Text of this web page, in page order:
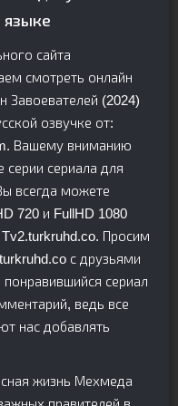
языке
сайта
смотреть онлайн
Завоевателей (2024)
озвучке от:
Вашему вниманию
серии сериала для
всегда можете
720 и FullHD 1080
Tv2.turkruhd.co. Просим
с друзьями
сериал
ведь все
нас добавлять
жизнь Мехмеда